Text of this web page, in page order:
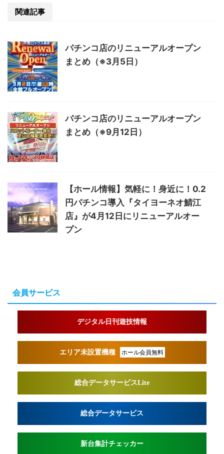
関連記事
パチンコ店のリニューアルオープン
まとめ（※3月5日）
パチンコ店のリニューアルオープン
まとめ（※9月12日）
【ホール情報】気軽に！身近に！0.2
円パチンコ導入『タイヨーネオ鯖江
店』が4月12日にリニューアルオー
プン
会員サービス
デジタル日刊遊技情報
エリア未設置機種 ホール会員無料
総合データサービスLite
総合データサービス
新台集計チェッカー